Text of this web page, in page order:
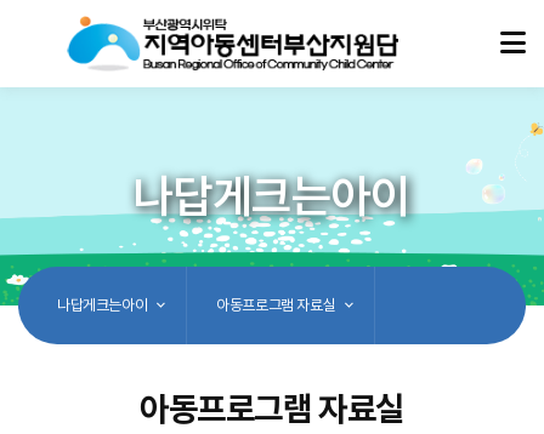
나답게크는아이
나답게크는아이 아동프로그램 자료실
아동프로그램 자료실